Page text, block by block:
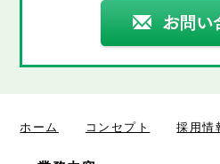
ホーム コンセプト 採用情